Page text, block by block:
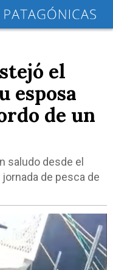
el
esposa
de un
saludo desde el
de pesca de